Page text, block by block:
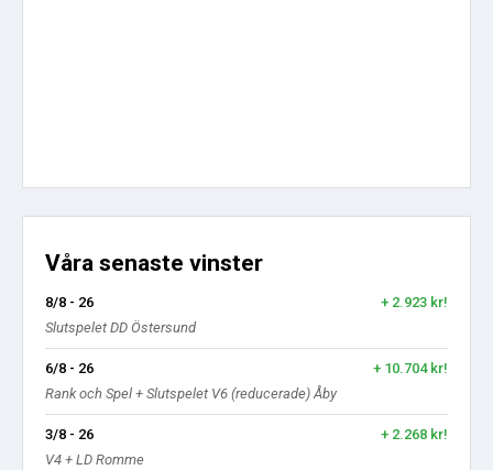
Våra senaste vinster
8/8 - 26
+ 2.923 kr!
Slutspelet DD Östersund
6/8 - 26
+ 10.704 kr!
Rank och Spel + Slutspelet V6 (reducerade) Åby
3/8 - 26
+ 2.268 kr!
V4 + LD Romme